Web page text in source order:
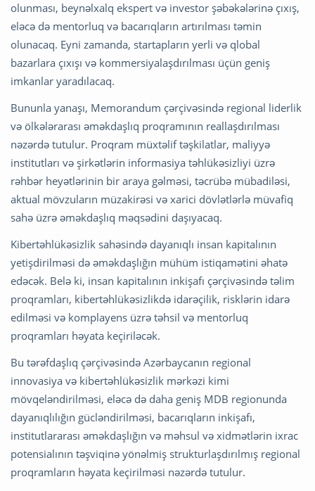
olunması, beynəlxalq ekspert və investor şəbəkələrinə çıxış,
eləcə də mentorluq və bacarıqların artırılması təmin
olunacaq. Eyni zamanda, startapların yerli və qlobal
bazarlara çıxışı və kommersiyalaşdırılması üçün geniş
imkanlar yaradılacaq.
Bununla yanaşı, Memorandum çərçivəsində regional liderlik
və ölkələrarası əməkdaşlıq proqramının reallaşdırılması
nəzərdə tutulur. Proqram müxtəlif təşkilatlar, maliyyə
institutları və şirkətlərin informasiya təhlükəsizliyi üzrə
rəhbər heyətlərinin bir araya gəlməsi, təcrübə mübadiləsi,
aktual mövzuların müzakirəsi və xarici dövlətlərlə müvafiq
sahə üzrə əməkdaşlıq məqsədini daşıyacaq.
Kibertəhlükəsizlik sahəsində dayanıqlı insan kapitalının
yetişdirilməsi də əməkdaşlığın mühüm istiqamətini əhatə
edəcək. Belə ki, insan kapitalının inkişafı çərçivəsində təlim
proqramları, kibertəhlükəsizlikdə idarəçilik, risklərin idarə
edilməsi və komplayens üzrə təhsil və mentorluq
proqramları həyata keçiriləcək.
Bu tərəfdaşlıq çərçivəsində Azərbaycanın regional
innovasiya və kibertəhlükəsizlik mərkəzi kimi
mövqeləndirilməsi, eləcə də daha geniş MDB regionunda
dayanıqlılığın gücləndirilməsi, bacarıqların inkişafı,
institutlararası əməkdaşlığın və məhsul və xidmətlərin ixrac
potensialının təşviqinə yönəlmiş strukturlaşdırılmış regional
proqramların həyata keçirilməsi nəzərdə tutulur.